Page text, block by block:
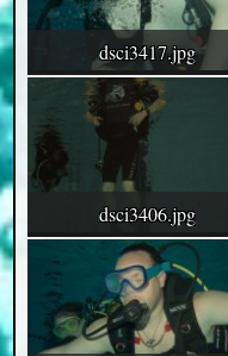
dsci3417.jpg
dsci3406.jpg